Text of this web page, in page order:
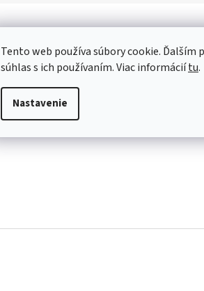
Tento web používa súbory cookie.
súhlas s ich používaním. Viac informáciítu.
Nastavenie